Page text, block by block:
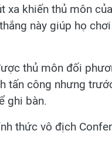
xa khiến thủ môn
này giúp họ
thủ môn đối
tấn công nhưng
ghi bàn.
thức vô địch